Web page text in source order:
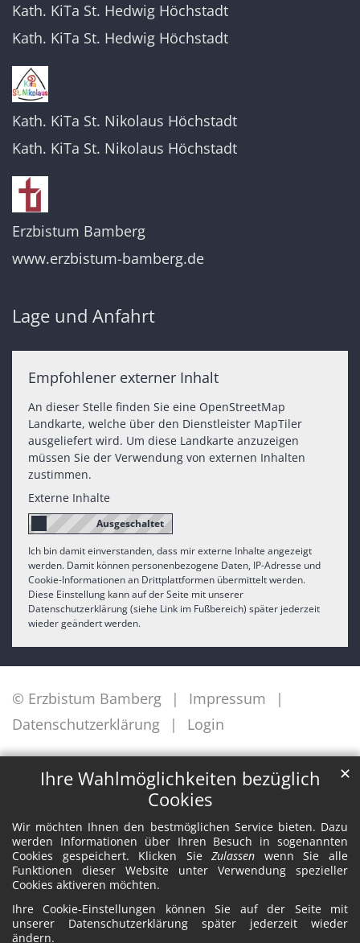
Ihre Wahlmöglichkeiten bezüglich
Cookies
Wir möchten Ihnen den bestmöglichen Service bieten. Dazu
werden Informationen über Ihren Besuch in sogenannten
Cookies gespeichert. Klicken SieZulassen wenn Sie alle
Funktionen dieser Website unter Verwendung spezieller
Cookies aktiveren möchten.
Ihre Cookie-Einstellungen können Sie auf der Seite mit
unserer Datenschutzerklärung später jederzeit wieder
ändern.
✕
Kath. KiTa St. Hedwig Höchstadt
Kath. KiTa St. Hedwig Höchstadt
Kath. KiTa St. Nikolaus Höchstadt
Kath. KiTa St. Nikolaus Höchstadt
Erzbistum Bamberg
www.erzbistum-bamberg.de
Lage und Anfahrt
Empfohlener externer Inhalt
An dieser Stelle finden Sie eine OpenStreetMap
Landkarte, welche über den Dienstleister MapTiler
ausgeliefert wird. Um diese Landkarte anzuzeigen
müssen Sie der Verwendung von externen Inhalten
zustimmen.
Externe Inhalte
Ich bin damit einverstanden, dass mir externe Inhalte angezeigt
werden. Damit können personenbezogene Daten, IP-Adresse und
Cookie-Informationen an Drittplattformen übermittelt werden.
Diese Einstellung kann auf der Seite mit unserer
Datenschutzerklärung (siehe Link im Fußbereich) später jederzeit
wieder geändert werden.
© Erzbistum Bamberg
Impressum
Datenschutzerklärung
Login